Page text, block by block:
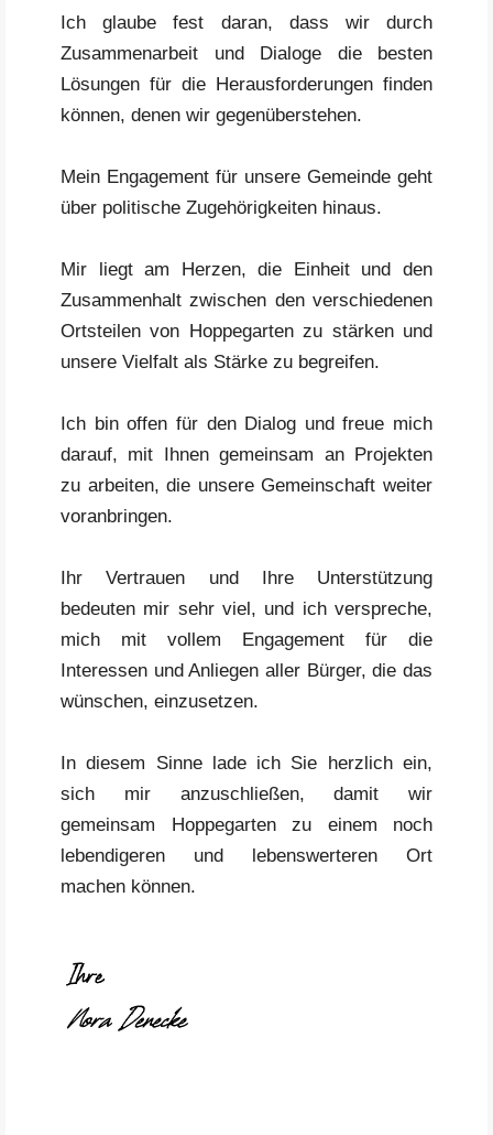
Ich glaube fest daran, dass wir durch
Zusammenarbeit und Dialoge die besten
Lösungen für die Herausforderungen finden
können, denen wir gegenüberstehen.
Mein Engagement für unsere Gemeinde geht
über politische Zugehörigkeiten hinaus.
Mir liegt am Herzen, die Einheit und den
Zusammenhalt zwischen den verschiedenen
Ortsteilen von Hoppegarten zu stärken und
unsere Vielfalt als Stärke zu begreifen.
Ich bin offen für den Dialog und freue mich
darauf, mit Ihnen gemeinsam an Projekten
zu arbeiten, die unsere Gemeinschaft weiter
voranbringen.
Ihr Vertrauen und Ihre Unterstützung
bedeuten mir sehr viel, und ich verspreche,
mich mit vollem Engagement für die
Interessen und Anliegen aller Bürger, die das
wünschen, einzusetzen.
In diesem Sinne lade ich Sie herzlich ein,
sich mir anzuschließen, damit wir
gemeinsam Hoppegarten zu einem noch
lebendigeren und lebenswerteren Ort
machen können.